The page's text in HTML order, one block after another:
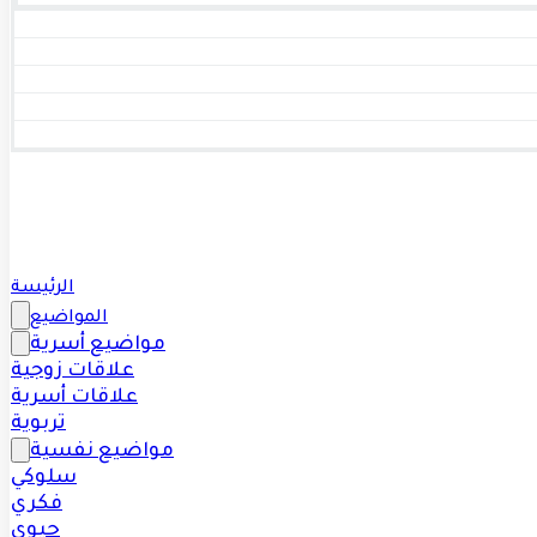
الرئيسة
المواضيع
مواضيع أسرية
علاقات زوجية
علاقات أسرية
تربوية
مواضيع نفسية
سلوكي
فكري
حيوي